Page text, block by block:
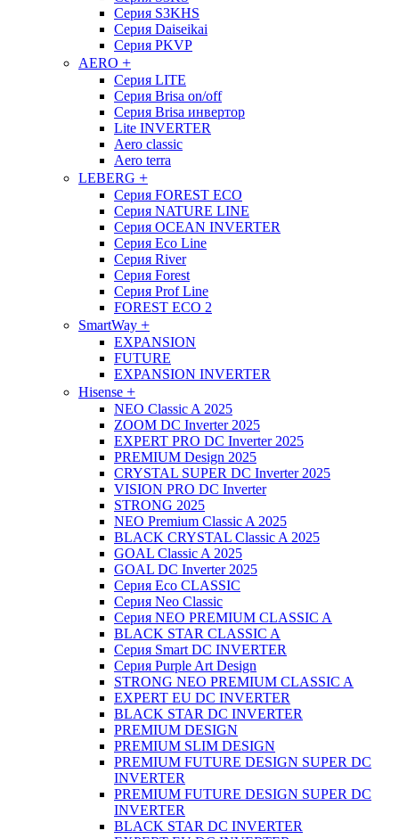
Серия S3KHS
Серия Daiseikai
Серия PKVP
AERO +
Cерия LITE
Серия Brisa on/off
Серия Brisa инвертор
Lite INVERTER
Aero classic
Aero terra
LEBERG +
Серия FOREST ECO
Серия NATURE LINE
Серия OCEAN INVERTER
Серия Eco Line
Серия River
Серия Forest
Cерия Prof Line
FOREST ECO 2
SmartWay +
EXPANSION
FUTURE
EXPANSION INVERTER
Hisense +
NEO Classic A 2025
ZOOM DC Inverter 2025
EXPERT PRO DC Inverter 2025
PREMIUM Design 2025
CRYSTAL SUPER DC Inverter 2025
VISION PRO DC Inverter
STRONG 2025
NEO Premium Classic A 2025
BLACK CRYSTAL Classic A 2025
GOAL Classic A 2025
GOAL DC Inverter 2025
Серия Eco CLASSIC
Серия Neo Classic
Серия NEO PREMIUM CLASSIC A
BLACK STAR CLASSIC A
Серия Smart DC INVERTER
Серия Purple Art Design
STRONG NEO PREMIUM CLASSIC A
EXPERT EU DC INVERTER
BLACK STAR DC INVERTER
PREMIUM DESIGN
PREMIUM SLIM DESIGN
PREMIUM FUTURE DESIGN SUPER DC
INVERTER
PREMIUM FUTURE DESIGN SUPER DC
INVERTER
BLACK STAR DC INVERTER